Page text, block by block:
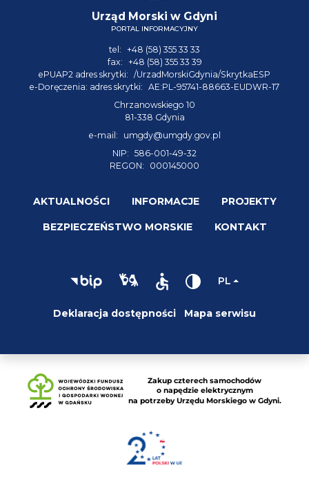
Urząd Morski w Gdyni
PORTAL INFORMACYJNY
tel: +48 (58) 355 33 33
fax: +48 (58) 355 33 39
ePUAP2 adres skrytki: /UrzadMorskiGdynia/SkrytkaESP
e-Doręczenia: adres skrytki: AE:PL-95741-88663-EUDWR-17
Chrzanowskiego 10
81-338 Gdynia
e-mail:
umgdy@umgdy.gov.pl
NIP: 586-001-49-32
REGON:
000145000
AKTUALNOŚCI INFORMACJE PROJEKTY
BEZPIECZEŃSTWO MORSKIE KONTAKT
PL
Deklaracja dostępności Mapa serwisu